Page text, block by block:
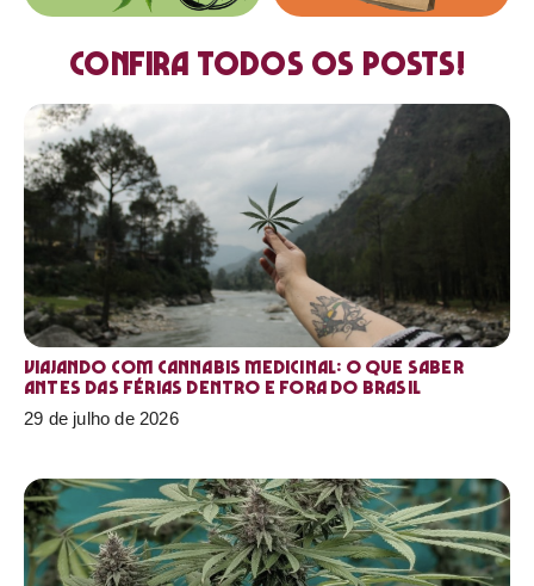
Confira todos os posts!
Viajando com cannabis medicinal: o que saber
antes das férias dentro e fora do Brasil
29 de julho de 2026